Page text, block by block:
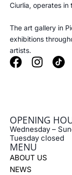
Ciurlia, operates
The art gallery in
exhibitions
artists.
F
o
o
k
I
g
r
a
m
OPENING
Wednesday –
Tuesday closed
MENU
ABOUT US
NEWS